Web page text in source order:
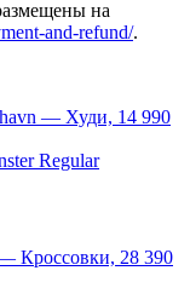
на
and-refund/.
Regular